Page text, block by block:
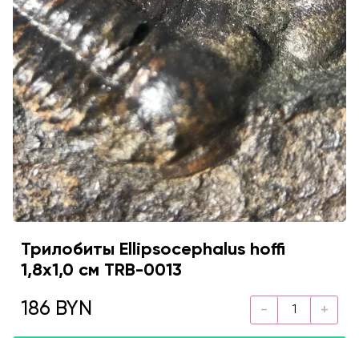
Трилобиты Ellipsocephalus hoffi
1,8x1,0 см TRB-0013
186 BYN